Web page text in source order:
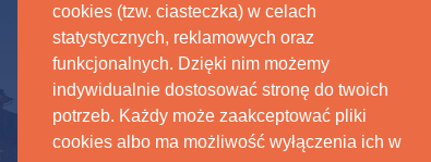
cookies (tzw. ciasteczka) w celach
statystycznych, reklamowych oraz
funkcjonalnych. Dzięki nim możemy
indywidualnie dostosować stronę do twoich
potrzeb. Każdy może zaakceptować pliki
cookies albo ma możliwość wyłączenia ich w